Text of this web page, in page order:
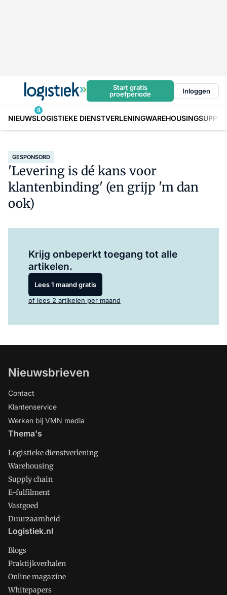
Start gratis
proefperiode
Inloggen
NIEUWS
8
LOGISTIEKE DIENSTVERLENINGWAREHOUSING
GESPONSORD
'Levering is dé kans voor
klantenbinding' (en grijp 'm dan
ook)
Krijg onbeperkt toegang tot alle
artikelen.
Lees 1 maand gratis
of lees 2 artikelen per maand
Nieuwsbrieven
Contact
Klantenservice
Werken bij VMN media
Thema's
Logistieke dienstverlening
Warehousing
Supply chain
E-fulfilment
Vastgoed
Duurzaamheid
Logistiek.nl
Blogs
Praktijkverhalen
Online magazine
Whitepapers